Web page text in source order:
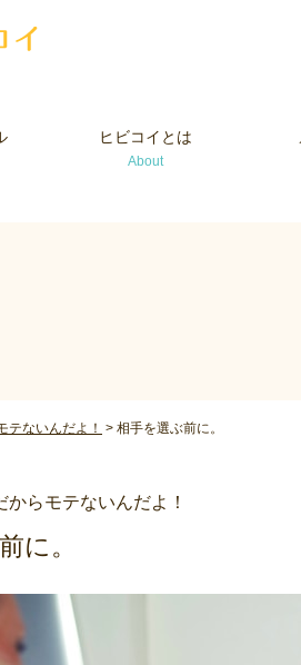
ヒビコイとは
About
テないんだよ！ > 相手を選ぶ前に。
からモテないんだよ！
に。